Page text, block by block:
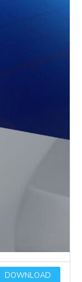
DOWNLOAD